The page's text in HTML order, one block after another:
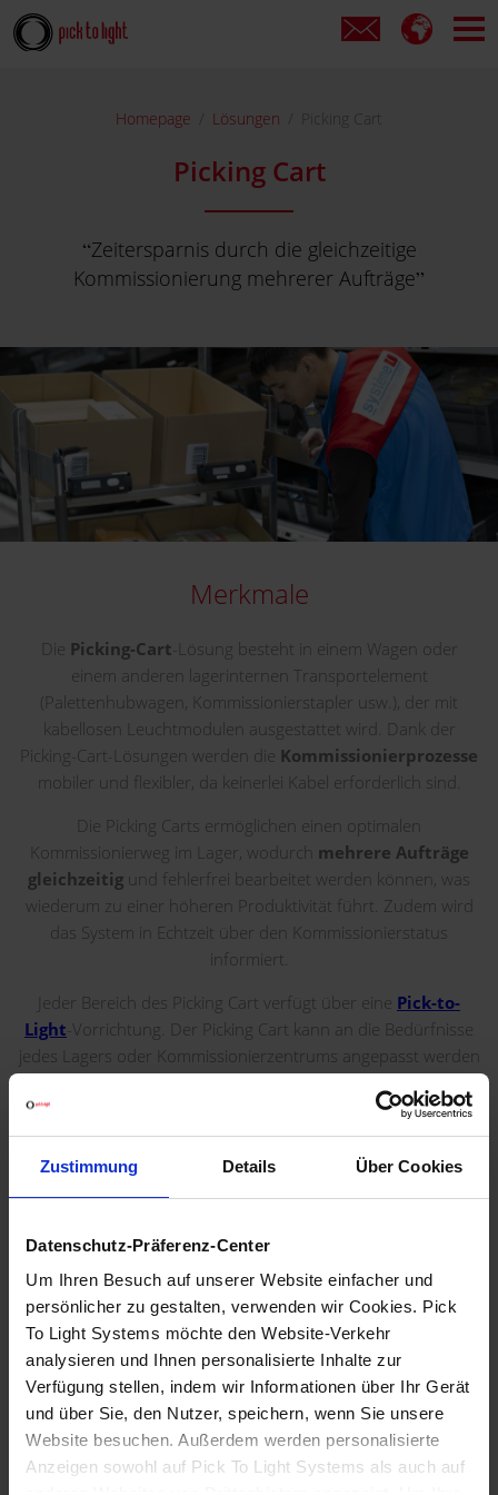
Zustimmung Details Über Cookies
Datenschutz-Präferenz-Center
Um Ihren Besuch auf unserer Website einfacher und
persönlicher zu gestalten, verwenden wir Cookies. Pick
To Light Systems möchte den Website-Verkehr
analysieren und Ihnen personalisierte Inhalte zur
Verfügung stellen, indem wir Informationen über Ihr Gerät
und über Sie, den Nutzer, speichern, wenn Sie unsere
Website besuchen. Außerdem werden personalisierte
Anzeigen sowohl auf Pick To Light Systems als auch auf
Homepage Lösungen Picking Cart
Picking Cart
Zeitersparnis durch die gleichzeitige
Kommissionierung mehrerer Aufträge
Merkmale
Die Picking-Cart -Lösung besteht in einem Wagen oder
einem anderen lagerinternen Transportelement
(Palettenhubwagen, Kommissionierstapler usw.), der mit
kabellosen Leuchtmodulen ausgestattet wird. Dank der
Picking-Cart-Lösungen werden die Kommissionierprozesse
mobiler und flexibler, da keinerlei Kabel erforderlich sind.
Die Picking Carts ermöglichen einen optimalen
Kommissionierweg im Lager, wodurch mehrere Aufträge
gleichzeitig und fehlerfrei bearbeitet werden können, was
wiederum zu einer höheren Produktivität führt. Zudem wird
das System in Echtzeit über den Kommissionierstatus
informiert.
Jeder Bereich des Picking Cart verfügt über eine Pick-to-
Light -Vorrichtung. Der Picking Cart kann an die Bedürfnisse
jedes Lagers oder Kommissionierzentrums angepasst werden
Dank der Picking-Cart-Lösungen reduziert sich die
Fehlerquote bei der Kommissionierung drastisch, was zu einer
Kostensenkung bei der Rückwärtslogistik, aktualisierten
VORTEILE
Unsere Lösungen sind dafür entwickelt Bestellungen schnell
und fehlerfrei vorzubereiten.